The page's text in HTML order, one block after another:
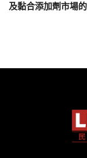
及黏合添加劑市場